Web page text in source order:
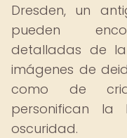
Dresden, un
pueden
detalladas de
imágenes de
como de
personifican
oscuridad.